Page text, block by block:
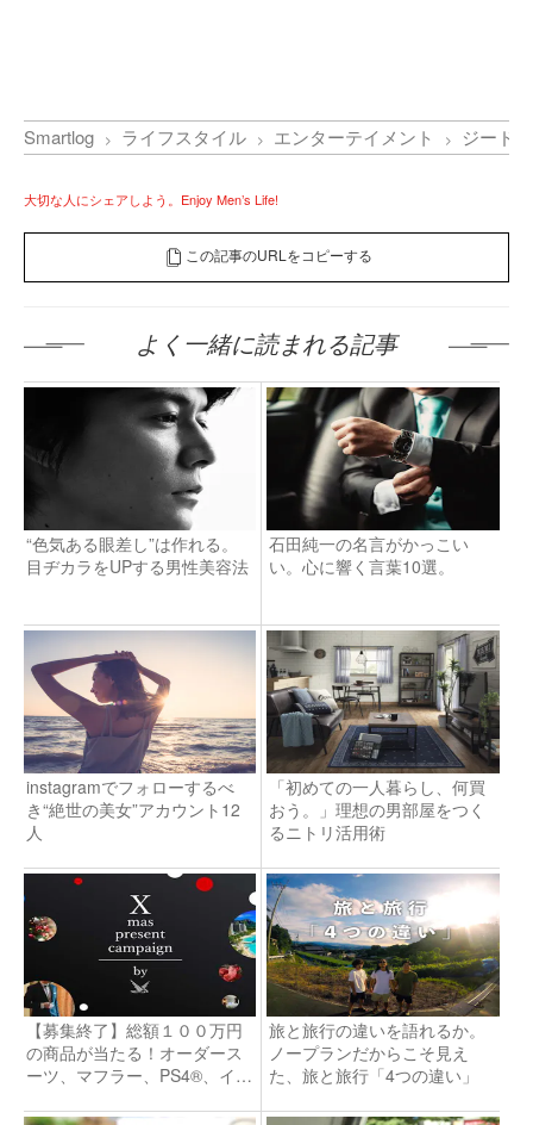
Smartlog ライフスタイル エンターテイメント ジード
大切な人にシェアしよう。Enjoy Men’s Life!
この記事のURLをコピーする
よく一緒に読まれる記事
“色気ある眼差し”は作れる。
目ヂカラをUPする男性美容法
石田純一の名言がかっこい
い。心に響く言葉10選。
instagramでフォローするべ
き“絶世の美女”アカウント12
人
「初めての一人暮らし、何買
おう。」理想の男部屋をつく
るニトリ活用術
【募集終了】総額１００万円
の商品が当たる！オーダース
ーツ、マフラー、PS4®、イヤ
ど・・・
旅と旅行の違いを語れるか。
ノープランだからこそ見え
た、旅と旅行「4つの違い」